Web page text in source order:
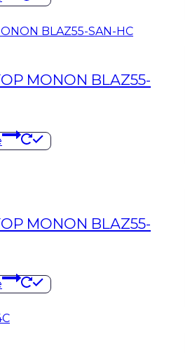
MONON BLAZ55-
MONON BLAZ55-